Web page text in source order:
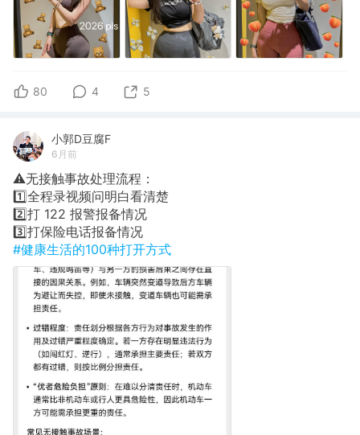
80 4 5
小郭D豆腐F
6月前
⚠️无接触事故处理流程：
1️⃣全程录视频问明白看清楚
2️⃣​打 122 报警报备情况
3️⃣​打保险电话报备情况
#健康生活的100种打开方式